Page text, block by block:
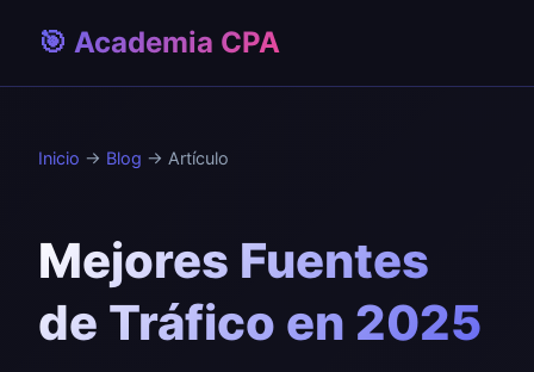
🎯 Academia CPA
Inicio → Blog → Artículo
Mejores Fuentes
de Tráfico en 2025